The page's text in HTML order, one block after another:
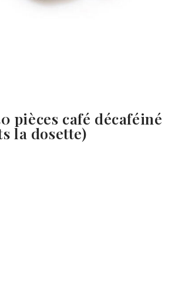
pièces café décaféiné
la dosette)